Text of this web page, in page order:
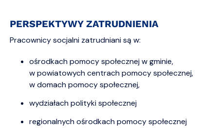
PERSPEKTYWY ZATRUDNIENIA
Pracownicy socjalni zatrudniani są w:
ośrodkach pomocy społecznej w gminie,
w powiatowych centrach pomocy społecznej,
w domach pomocy społecznej,
wydziałach polityki społecznej
regionalnych ośrodkach pomocy społecznej